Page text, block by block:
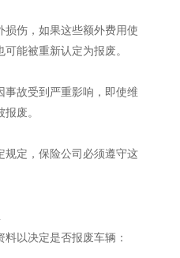
伤，如果这些额外费用使
能被重新认定为报废。
故受到严重影响，即使维
废。
定，保险公司必须遵守这
以决定是否报废车辆：